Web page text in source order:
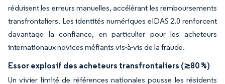
réduisent les erreurs manuelles, accélérant les remboursements
transfrontaliers. Les identités numériques eIDAS 2.0 renforcent
davantage la confiance, en particulier pour les acheteurs
internationaux novices méfiants vis-à-vis de la fraude.
Essor explosif des acheteurs transfrontaliers (≳80 %)
Un vivier limité de références nationales pousse les résidents